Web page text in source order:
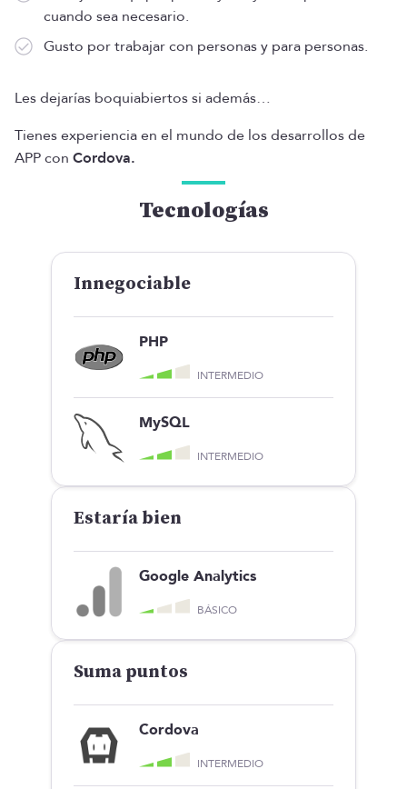
cuando sea necesario.
Gusto por trabajar con personas y para personas.
Les dejarías boquiabiertos si además…
Tienes experiencia en el mundo de los desarrollos de
APP con Cordova.
Tecnologías
Innegociable
PHP
INTERMEDIO
MySQL
INTERMEDIO
Estaría bien
Google Analytics
BÁSICO
Suma puntos
Cordova
INTERMEDIO